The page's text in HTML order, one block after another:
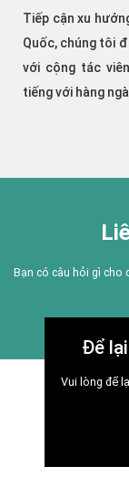
Tiếp cận xu
Quốc, chúng tôi
với cộng tác
tiếng với hàng
Bạn có câu hỏi gì cho
Để
Vui lòng để